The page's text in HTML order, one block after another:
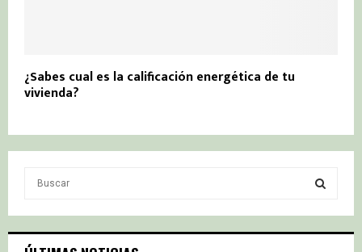
¿Sabes cual es la calificación energética de tu
vivienda?
c
S